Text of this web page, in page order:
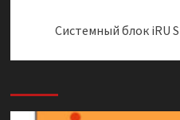
Системный блок iRU